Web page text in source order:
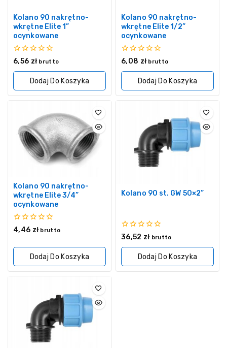
Kolano 90 nakrętno-
wkrętne Elite 1”
ocynkowane
0
5
6,56 zł brutto
Dodaj Do Koszyka
Kolano 90 nakrętno-
wkrętne Elite 1/2”
ocynkowane
0
5
6,08 zł brutto
Dodaj Do Koszyka
Kolano 90 nakrętno-
wkrętne Elite 3/4”
ocynkowane
0
4,46 zł brutto
Dodaj Do Koszyka
Kolano 90 st. GW 50×2”
0
5
36,52 zł brutto
Dodaj Do Koszyka